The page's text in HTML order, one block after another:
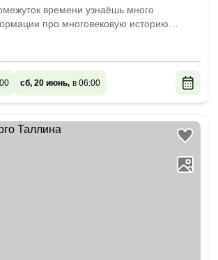
времени узнаёшь много
про многовековую историю
сб, 20 июнь, в 06:00